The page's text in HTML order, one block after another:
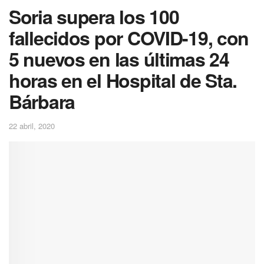
Soria supera los 100
fallecidos por COVID-19, con
5 nuevos en las últimas 24
horas en el Hospital de Sta.
Bárbara
22 abril, 2020